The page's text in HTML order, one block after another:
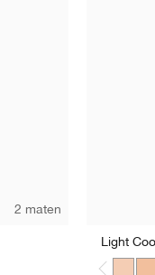
2 maten
Light